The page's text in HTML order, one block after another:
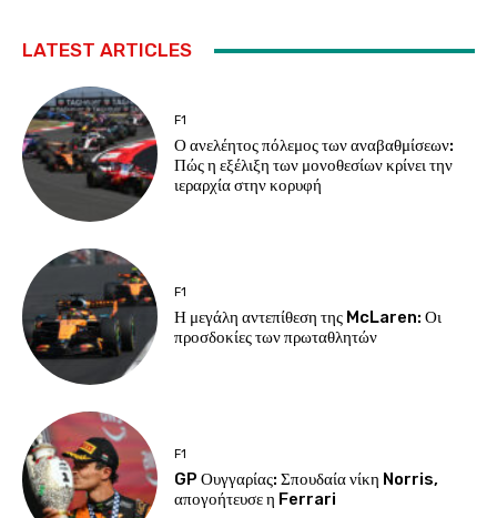
LATEST ARTICLES
F1
Ο ανελέητος πόλεμος των αναβαθμίσεων:
Πώς η εξέλιξη των μονοθεσίων κρίνει την
ιεραρχία στην κορυφή
F1
Η μεγάλη αντεπίθεση της McLaren: Οι
προσδοκίες των πρωταθλητών
F1
GP Ουγγαρίας: Σπουδαία νίκη Norris,
απογοήτευσε η Ferrari